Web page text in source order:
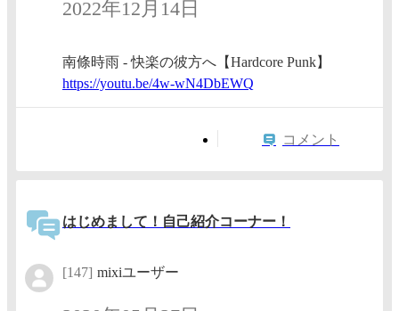
2022年12月14日
南條時雨 - 快楽の彼方へ【Hardcore Punk】
https://youtu.be/4w-wN4DbEWQ
コメント
はじめまして！自己紹介コーナー！
[147] mixiユーザー